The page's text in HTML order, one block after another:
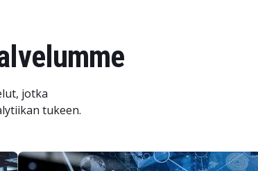
jotka
tukeen.